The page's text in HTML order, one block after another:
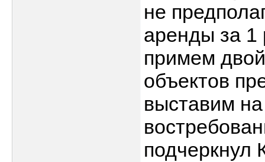
не
аренды за 1
примем
объектов
выставим
подчеркнул